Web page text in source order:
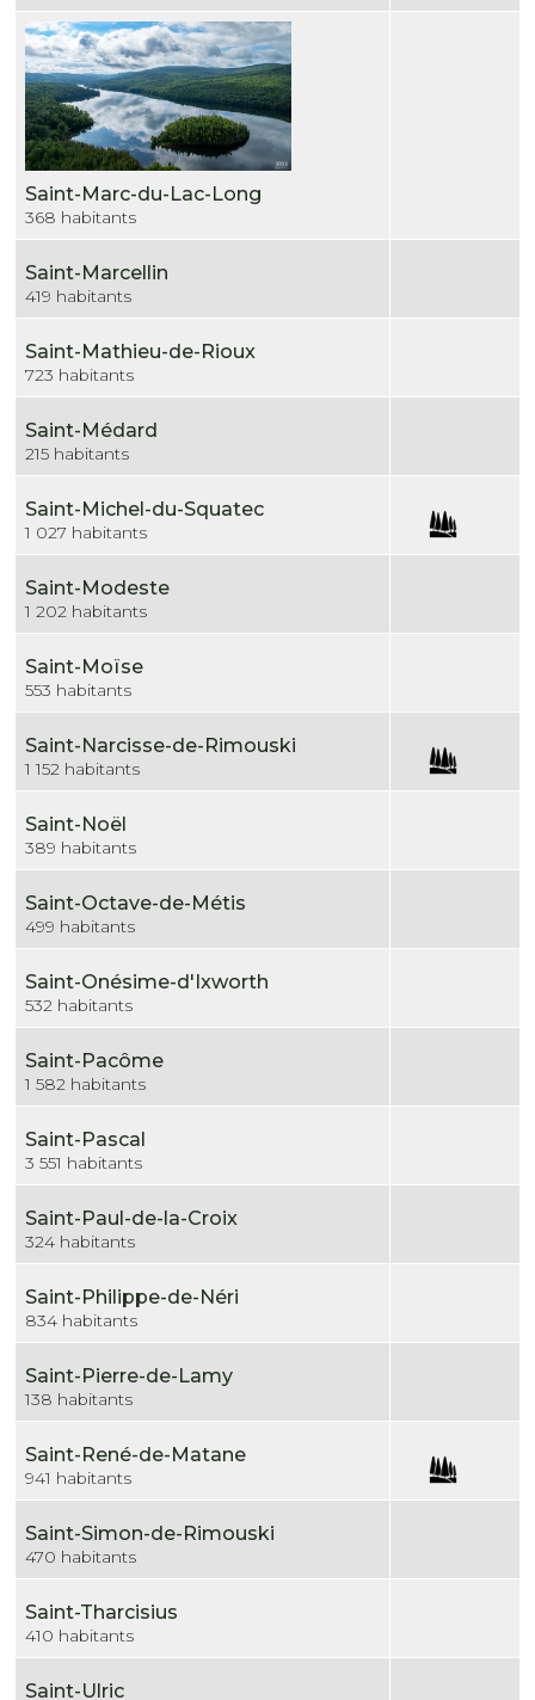
Saint-Marc-du-Lac-Long
368 habitants
Saint-Marcellin
419 habitants
Saint-Mathieu-de-Rioux
723 habitants
Saint-Médard
215 habitants
Saint-Michel-du-Squatec
1 027 habitants
Saint-Modeste
1 202 habitants
Saint-Moïse
553 habitants
Saint-Narcisse-de-Rimouski
1 152 habitants
Saint-Noël
389 habitants
Saint-Octave-de-Métis
499 habitants
Saint-Onésime-d'Ixworth
532 habitants
Saint-Pacôme
1 582 habitants
Saint-Pascal
3 551 habitants
Saint-Paul-de-la-Croix
324 habitants
Saint-Philippe-de-Néri
834 habitants
Saint-Pierre-de-Lamy
138 habitants
Saint-René-de-Matane
941 habitants
Saint-Simon-de-Rimouski
470 habitants
Saint-Tharcisius
410 habitants
Saint-Ulric